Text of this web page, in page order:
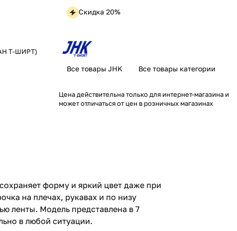
Т-ШИРТ)
Скидка 20%
Все товары JHK Все товары категории
Цена действительна только для интернет-магазина и
может отличаться от цен в розничных магазинах
форму и яркий цвет даже при
на плечах, рукавах и по низу
ленты. Модель представлена в 7
в любой ситуации.